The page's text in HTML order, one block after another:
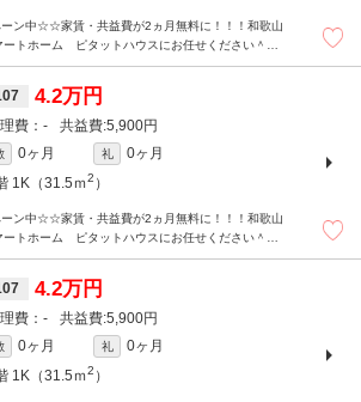
ン中☆☆家賃・共益費が2ヵ月無料に！！！和歌山
ートホーム ピタットハウスにお任せください＾＾
4.2万円
- 5,900円
0ヶ月 礼
0ヶ月
1K（31.5ｍ2 ）
ン中☆☆家賃・共益費が2ヵ月無料に！！！和歌山
ートホーム ピタットハウスにお任せください＾＾
4.2万円
- 5,900円
0ヶ月 礼
0ヶ月
1K（31.5ｍ2 ）